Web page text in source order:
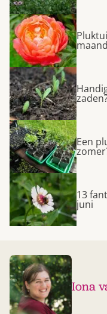
Een
13
juni
Iona